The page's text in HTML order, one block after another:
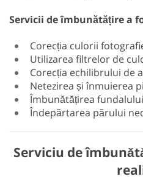
Servicii de îmbunătățire a
Corecția culorii
Utilizarea filtrelor de
Corecția echilibrului de
Netezirea și înmuierea
Îmbunătățirea fundalului
Îndepărtarea părului
Serviciu de